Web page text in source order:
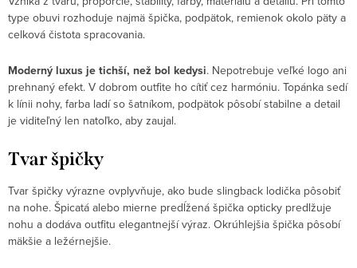
type obuvi rozhoduje najmä špička, podpätok, remienok okolo päty a
celková čistota spracovania.
Moderný luxus je tichší, než bol kedysi. Nepotrebuje veľké logo ani
prehnaný efekt. V dobrom outfite ho cítiť cez harmóniu. Topánka sedí
k línii nohy, farba ladí so šatníkom, podpätok pôsobí stabilne a detail
je viditeľný len natoľko, aby zaujal.
Tvar špičky
Tvar špičky výrazne ovplyvňuje, ako bude slingback lodička pôsobiť
na nohe. Špicatá alebo mierne predĺžená špička opticky predlžuje
nohu a dodáva outfitu elegantnejší výraz. Okrúhlejšia špička pôsobí
mäkšie a ležérnejšie.